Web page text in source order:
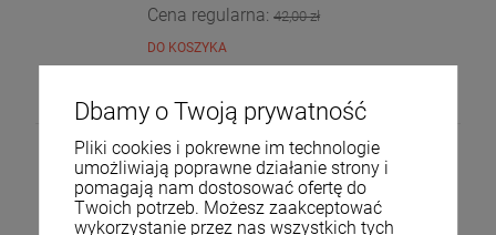
Cena regularna: 42,00 zł
DO KOSZYKA
DO KOSZYKA
Dbamy o Twoją prywatność
Pliki cookies i pokrewne im technologie
umożliwiają poprawne działanie strony i
pomagają nam dostosować ofertę do
Twoich potrzeb. Możesz zaakceptować
wykorzystanie przez nas wszystkich tych